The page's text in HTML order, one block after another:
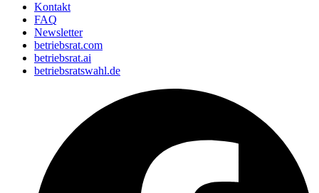
Kontakt
FAQ
Newsletter
betriebsrat.com
betriebsrat.ai
betriebsratswahl.de